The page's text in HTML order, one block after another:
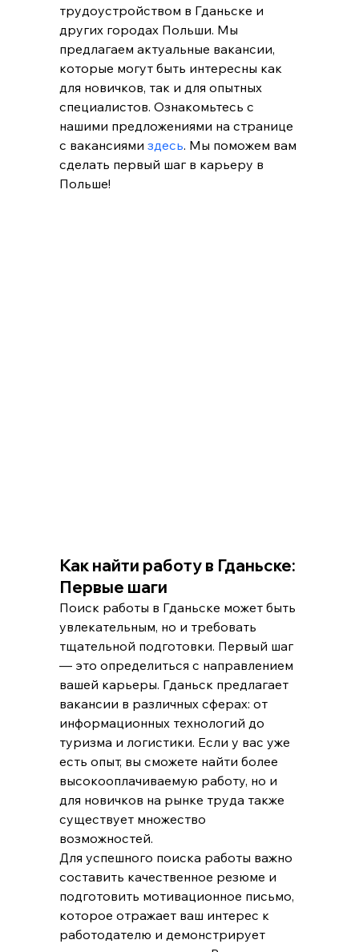
трудоустройством в Гданьске и
других городах Польши. Мы
предлагаем актуальные вакансии,
которые могут быть интересны как
для новичков, так и для опытных
специалистов. Ознакомьтесь с
нашими предложениями на странице
с вакансиями здесь. Мы поможем вам
сделать первый шаг в карьеру в
Польше!
Как найти работу в Гданьске:
Первые шаги
Поиск работы в Гданьске может быть
увлекательным, но и требовать
тщательной подготовки. Первый шаг
— это определиться с направлением
вашей карьеры. Гданьск предлагает
вакансии в различных сферах: от
информационных технологий до
туризма и логистики. Если у вас уже
есть опыт, вы сможете найти более
высокооплачиваемую работу, но и
для новичков на рынке труда также
существует множество
возможностей.
Для успешного поиска работы важно
составить качественное резюме и
подготовить мотивационное письмо,
которое отражает ваш интерес к
работодателю и демонстрирует